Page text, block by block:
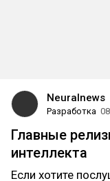
Neuralnews
Разработка
Главные
интеллекта
Если хотите